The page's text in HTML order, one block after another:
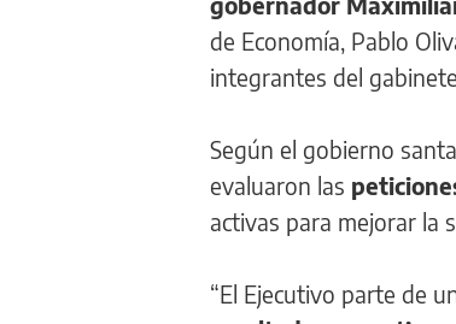
de Economía, Pablo
integrantes del
Según el gobierno
evaluaron las
activas para mejorar la
“El Ejecutivo parte de